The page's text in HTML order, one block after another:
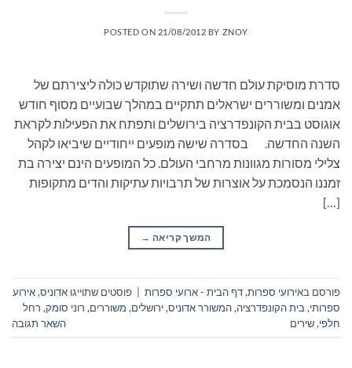
POSTED ON 21/08/2012 BY ZNOY
סדרת מוסיקת עולם חדשה ושירה שתוקדש כולה ליצירתם של
אמנים ומשוררים ישראלים תתקיים במהלך שבועיים מסוף חודש
אוגוסט בבית הקונפדרציה בירושלים ותפתח את הפעילות לקראת
השנה החדשה. בסדרה שישה מופעים ייחודיים שיביאו לקהל
צלילי מסורות מגוונות מרחבי העולם. כל המופעים הינם יצירה בת
זמננו הנסמכת על אוצרות של תרבויות עתיקות והדים מתקופות
[…]
המשך קריאה →
פורסם באירועי ספרות,דף הבית - ארועי ספרות פוסטים שתוייגו אדוניס,אירוע
ספרותי, בית הקונפדרציה,המשורר אדוניס,ירושלים, משוררים, רוני סומק, רחל
חלפי,שירים השאר תגובה